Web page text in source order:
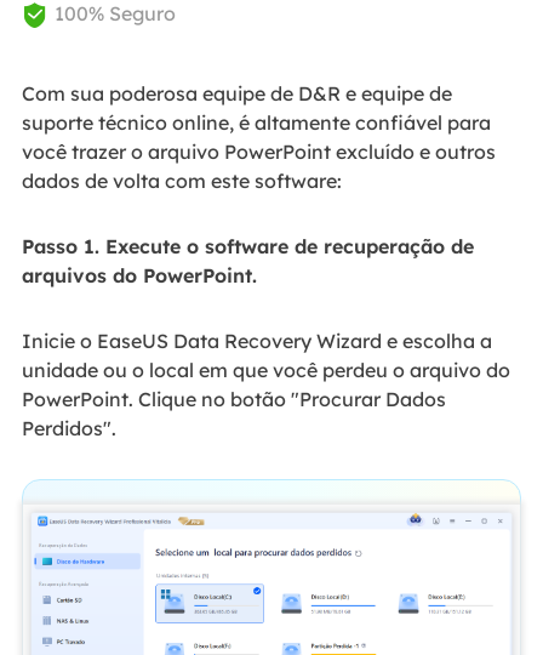
 100% Seguro
Com sua poderosa equipe de D&R e equipe de
suporte técnico online, é altamente confiável para
você trazer o arquivo PowerPoint excluído e outros
dados de volta com este software:
Passo 1. Execute o software de recuperação de
arquivos do PowerPoint.
Inicie o EaseUS Data Recovery Wizard e escolha a
unidade ou o local em que você perdeu o arquivo do
PowerPoint. Clique no botão "Procurar Dados
Perdidos".